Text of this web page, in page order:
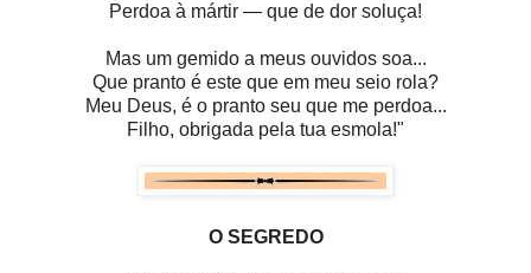
Perdoa à mártir — que de dor soluça!
Mas um gemido a meus ouvidos soa...
Que pranto é este que em meu seio rola?
Meu Deus, é o pranto seu que me perdoa...
Filho, obrigada pela tua esmola!"
O SEGREDO